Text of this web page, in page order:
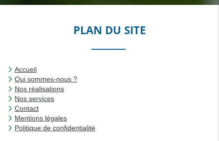
PLAN DU SITE
Accueil
Qui sommes-nous ?
Nos réalisations
Nos services
Contact
Mentions légales
Politique de confidentialité